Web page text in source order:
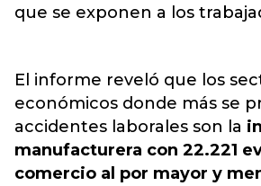
que se exponen a los
El informe reveló que los
económicos donde más se
accidentes laborales son la
manufacturera con 22.221
comercio al por mayor y